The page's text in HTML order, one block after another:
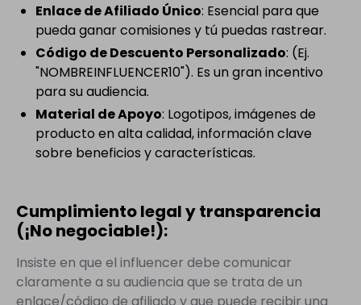
Enlace de Afiliado Único: Esencial para que
pueda ganar comisiones y tú puedas rastrear.
Código de Descuento Personalizado: (Ej.
"NOMBREINFLUENCER10"). Es un gran incentivo
para su audiencia.
Material de Apoyo: Logotipos, imágenes de
producto en alta calidad, información clave
sobre beneficios y características.
Cumplimiento legal y transparencia
(¡No negociable!):
Insiste en que el influencer debe comunicar
claramente a su audiencia que se trata de un
enlace/código de afiliado y que puede recibir una